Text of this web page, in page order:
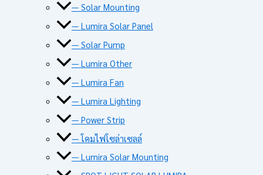
— Solar Mounting
— Lumira Solar Panel
— Solar Pump
— Lumira Other
— Lumira Fan
— Lumira Lighting
— Power Strip
— โคมไฟโซล่าเซลล์
— Lumira Solar Mounting